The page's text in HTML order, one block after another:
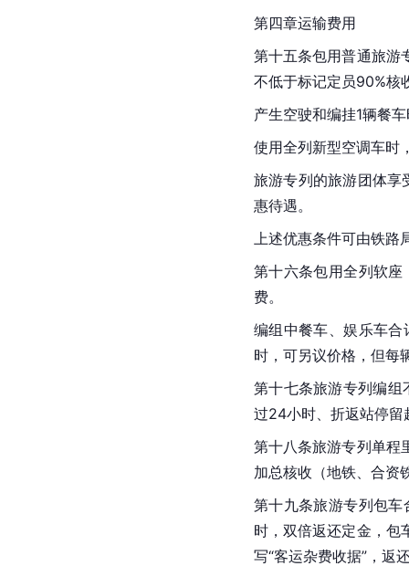
第四章运输费用
第十五条包用普通旅游
不低于标记定员90%核
产生空驶和编挂1辆餐
使用全列新型空调车时
旅游专列的旅游团体享
惠待遇。
上述优惠条件可由铁
第十六条包用全列软
费。
编组中餐车、娱乐车
时，可另议价格，但每
第十七条旅游专列编
过24小时、折返站停留
第十八条旅游专列单程
加总核收（地铁、合资
第十九条旅游专列包
时，双倍返还定金，包
写“客运杂费收据”，返